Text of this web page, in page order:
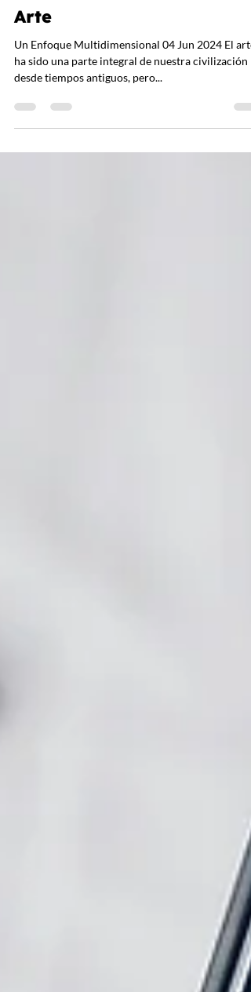
Descifrando el Valor del
Arte
Un Enfoque Multidimensional 04 Jun 2024 El arte
ha sido una parte integral de nuestra civilización